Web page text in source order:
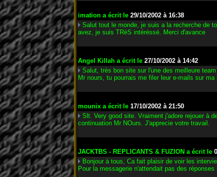
imation a écrit le 29/10/2002 à 16:38
Salut tout le monde, je suis a la recherche de
avez, je suis TRèS intéréssé. Merci d'avance
Angel Killah a écrit le 27/10/2002 à 14:42
Salut, très bon site sur l'une des meilleure
Mr nours, tu pourrais me filer leur e-mails sur
mounix a écrit le 17/10/2002 à 21:50
Slt. Very good site. Vraiment j'adore rejouer à
continuation Mr NOurs. J'apprecie votre travail.
JACKTBS - REPLICANTS & FUZION a écrit le
Bonjour à tous, Ca fait plaisir de voir les
Pour la messagerie n'attendait pas des